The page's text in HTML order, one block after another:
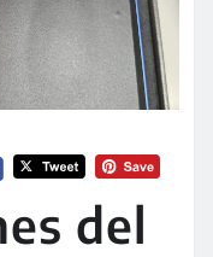
del